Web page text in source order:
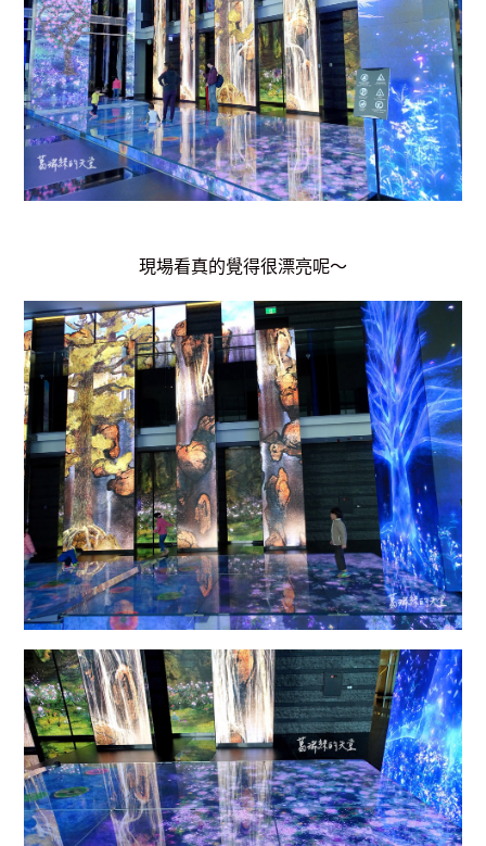
現場看真的覺得很漂亮呢～